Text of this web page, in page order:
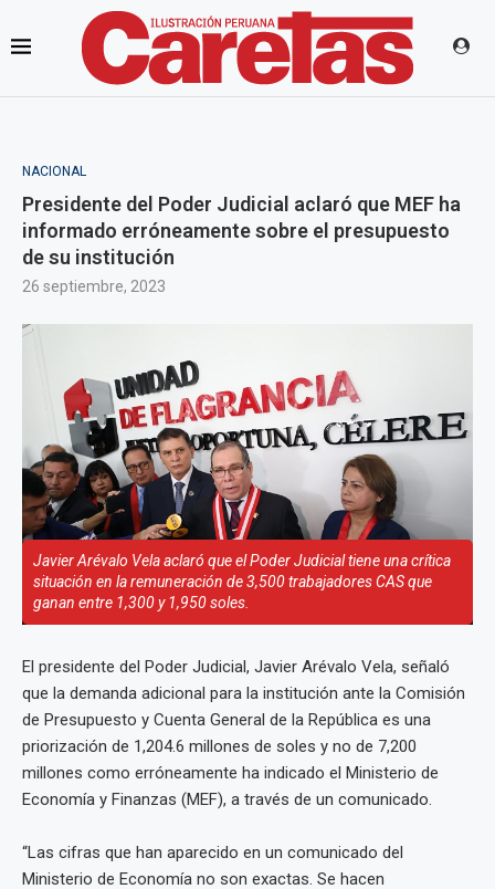
NACIONAL
Presidente del Poder Judicial aclaró que MEF ha
informado erróneamente sobre el presupuesto
de su institución
26 septiembre, 2023
Javier Arévalo Vela aclaró que el Poder Judicial tiene una crítica
situación en la remuneración de 3,500 trabajadores CAS que
ganan entre 1,300 y 1,950 soles.
El presidente del Poder Judicial, Javier Arévalo Vela, señaló
que la demanda adicional para la institución ante la Comisión
de Presupuesto y Cuenta General de la República es una
priorización de 1,204.6 millones de soles y no de 7,200
millones como erróneamente ha indicado el Ministerio de
Economía y Finanzas (MEF), a través de un comunicado.
“Las cifras que han aparecido en un comunicado del
Ministerio de Economía no son exactas. Se hacen